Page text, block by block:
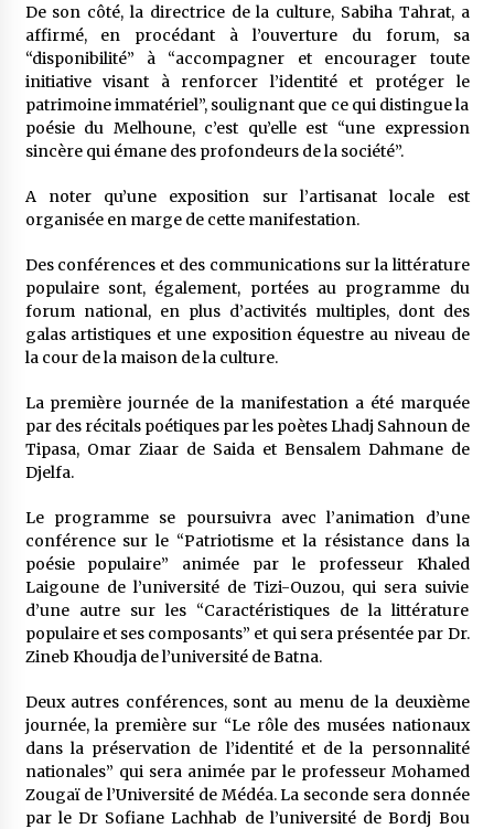
De son côté, la directrice de la culture, Sabiha Tahrat, a
affirmé, en procédant à l’ouverture du forum, sa
“disponibilité” à “accompagner et encourager toute
initiative visant à renforcer l’identité et protéger le
patrimoine immatériel”, soulignant que ce qui distingue la
poésie du Melhoune, c’est qu’elle est “une expression
sincère qui émane des profondeurs de la société”.
A noter qu’une exposition sur l’artisanat locale est
organisée en marge de cette manifestation.
Des conférences et des communications sur la littérature
populaire sont, également, portées au programme du
forum national, en plus d’activités multiples, dont des
galas artistiques et une exposition équestre au niveau de
la cour de la maison de la culture.
La première journée de la manifestation a été marquée
par des récitals poétiques par les poètes Lhadj Sahnoun de
Tipasa, Omar Ziaar de Saida et Bensalem Dahmane de
Djelfa.
Le programme se poursuivra avec l’animation d’une
conférence sur le “Patriotisme et la résistance dans la
poésie populaire” animée par le professeur Khaled
Laigoune de l’université de Tizi-Ouzou, qui sera suivie
d’une autre sur les “Caractéristiques de la littérature
populaire et ses composants” et qui sera présentée par Dr.
Zineb Khoudja de l’université de Batna.
Deux autres conférences, sont au menu de la deuxième
journée, la première sur “Le rôle des musées nationaux
dans la préservation de l’identité et de la personnalité
nationales” qui sera animée par le professeur Mohamed
Zougaï de l’Université de Médéa. La seconde sera donnée
par le Dr Sofiane Lachhab de l’université de Bordj Bou